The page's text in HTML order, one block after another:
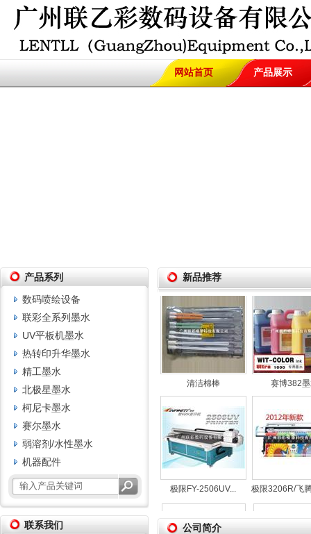
网站首页 产品展示
产品系列
数码喷绘设备
联彩全系列墨水
UV平板机墨水
热转印升华墨水
精工墨水
北极星墨水
柯尼卡墨水
赛尔墨水
弱溶剂/水性墨水
机器配件
联系我们
新品推荐
银河墨水 柯尼卡弱
清洁棉棒 赛博382
极限FY-2506UV... 极限3206R/飞
公司简介